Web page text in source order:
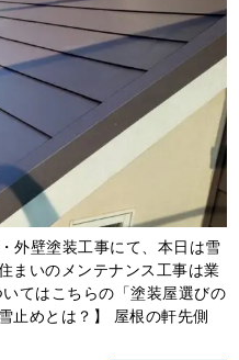
外壁塗装工事にて、本日は雪
まいのメンテナンス工事は業
てはこちらの「塗装屋選びの
止めとは？】 屋根の軒先側